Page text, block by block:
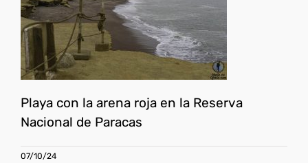
Playa con la arena roja en la Reserva
Nacional de Paracas
07/10/24